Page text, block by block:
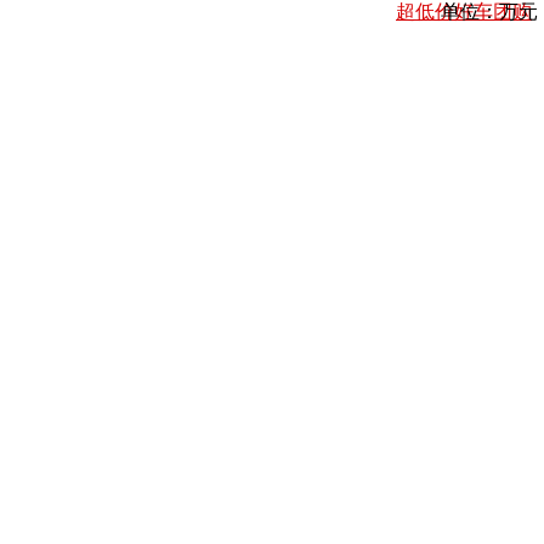
超低价好车团购
单位：万元